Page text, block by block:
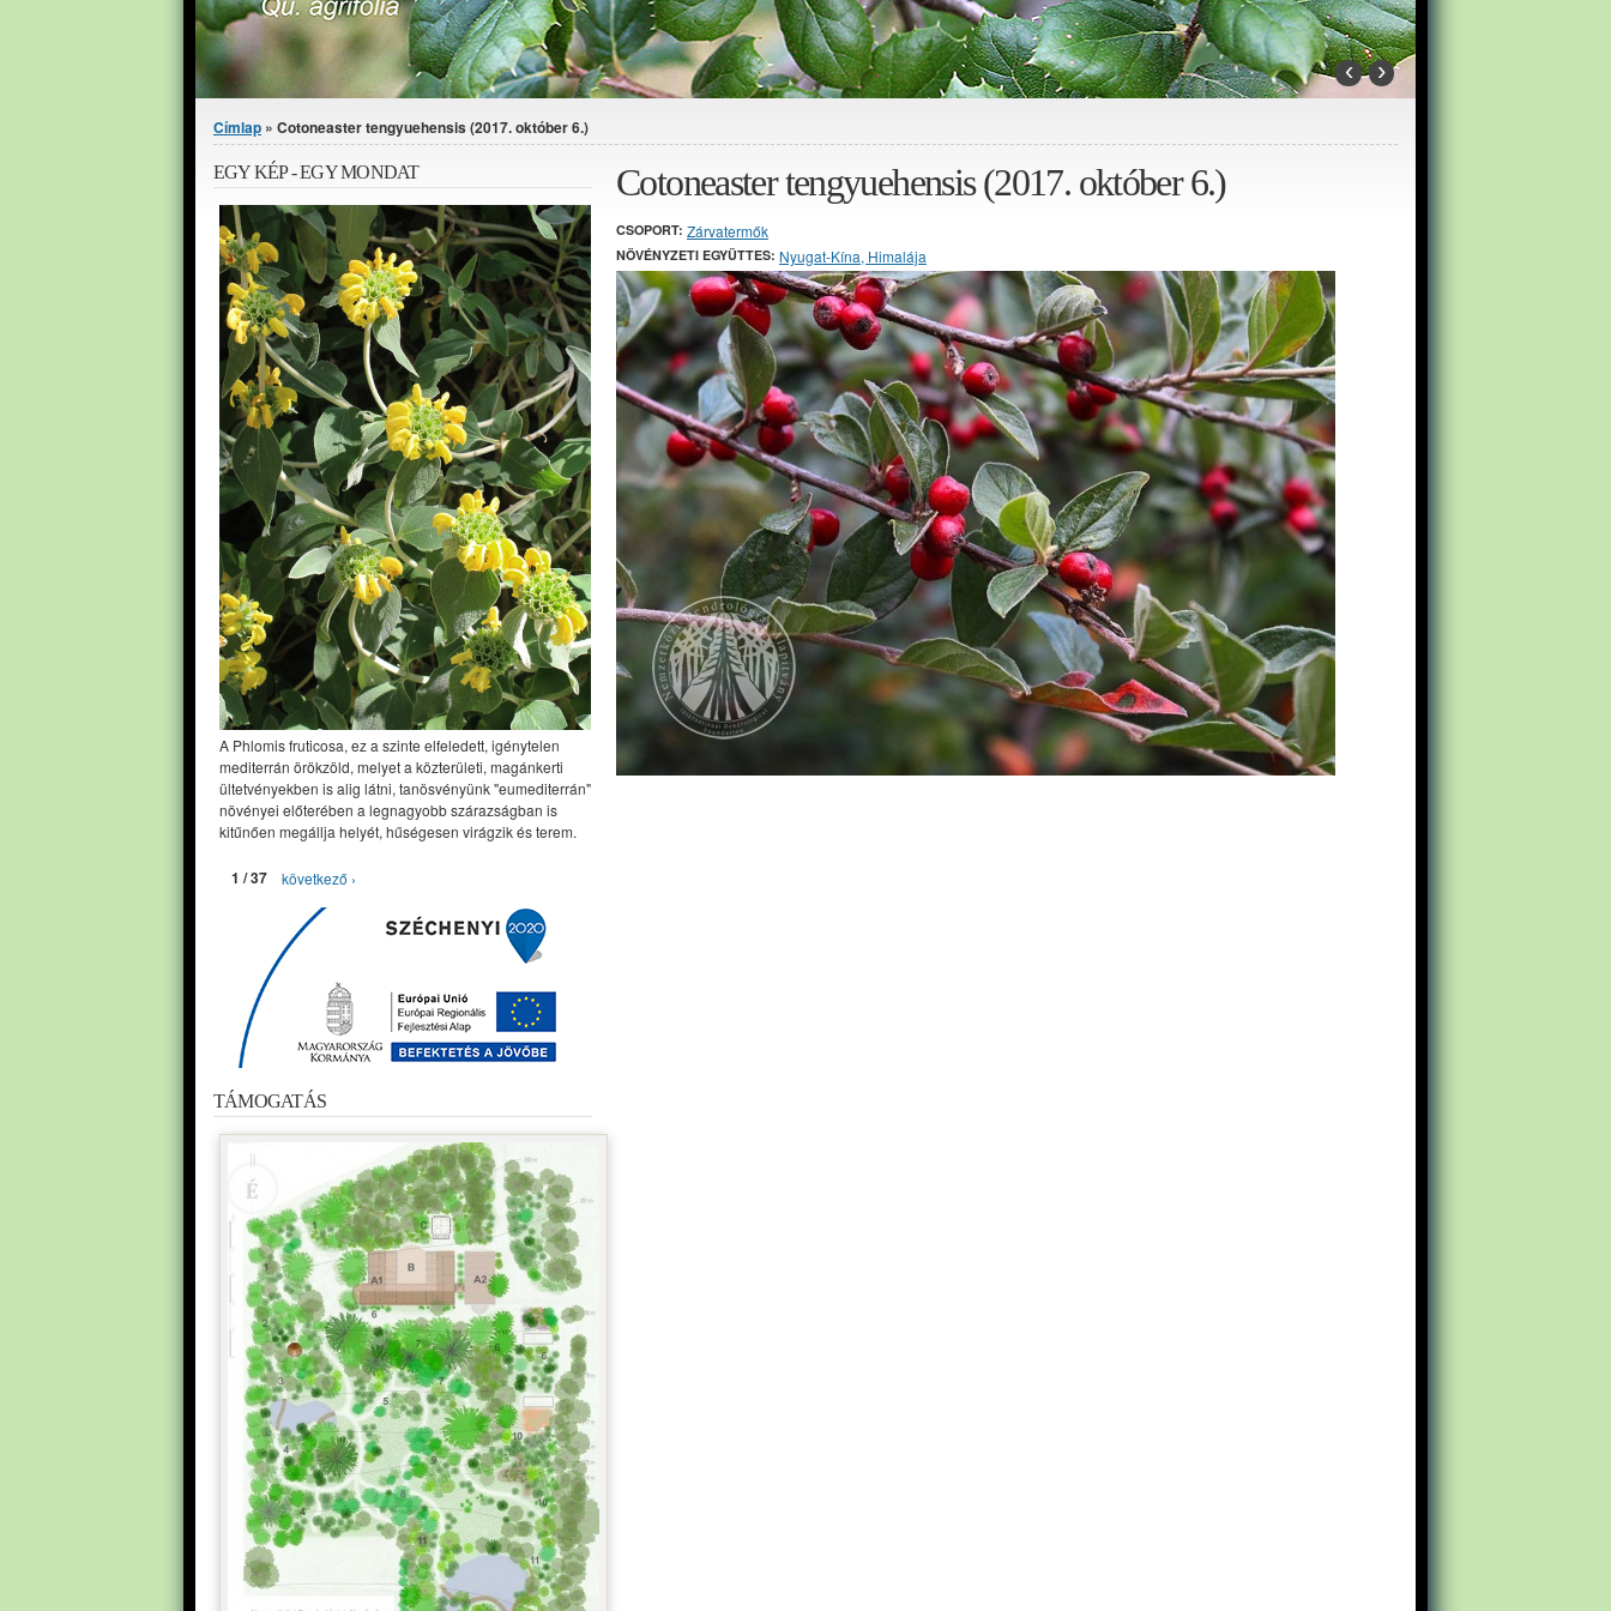
‹ ›
Jelenlegi hely
Címlap » Cotoneaster tengyuehensis (2017. október 6.)
Cotoneaster tengyuehensis (2017. október 6.)
CSOPORT: Zárvatermők
NÖVÉNYZETI EGYÜTTES: Nyugat-Kína, Himalája
EGY KÉP - EGY MONDAT
A Phlomis fruticosa, ez a szinte elfeledett, igénytelen
mediterrán örökzöld, melyet a közterületi, magánkerti
ültetvényekben is alig látni, tanösvényünk "eumediterrán"
növényei előterében a legnagyobb szárazságban is
kitűnően megállja helyét, hűségesen virágzik és terem.
1 / 37 következő ›
TÁMOGATÁS